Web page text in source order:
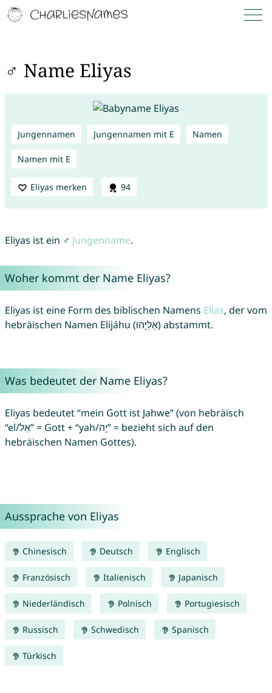
♂ Name Eliyas
Jungennamen Jungennamen mit E Namen
Namen mit E
Eliyas merken 94
Eliyas ist ein ♂ Jungenname.
Woher kommt der Name Eliyas?
Eliyas ist eine Form des biblischen Namens Elias, der vom
hebräischen Namen Elijáhu (אֵלִיָּהוּ) abstammt.
Was bedeutet der Name Eliyas?
Eliyas bedeutet “mein Gott ist Jahwe” (von hebräisch
“el/אֵל” = Gott + “yah/יָה” = bezieht sich auf den
hebräischen Namen Gottes).
Aussprache von Eliyas
Chinesisch Deutsch Englisch
Französisch Italienisch Japanisch
Niederländisch Polnisch Portugiesisch
Russisch Schwedisch Spanisch
Türkisch